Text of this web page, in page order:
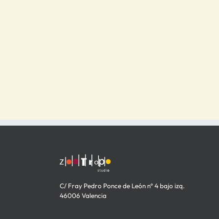
C/ Fray Pedro Ponce de León nº 4 bajo izq.
46006 Valencia